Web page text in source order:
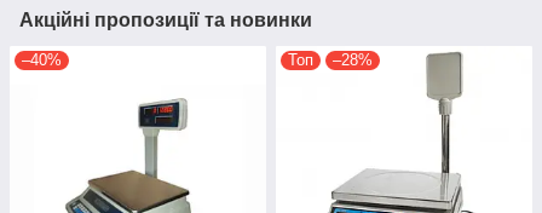
Акційні пропозиції та новинки
–40% Топ –28%